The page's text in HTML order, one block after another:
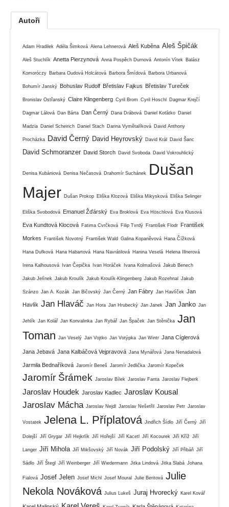
Autoři
Adam Hradilek Adéla Šimková Alena Lehnerová Aleš Kuběna Aleš Špičák
Aleš Stuchlík Anetta Pierzynová Anna Pospěch Durnová Antonín Vítek Balász
Komoróczy Barbara Oudová Holcátová Barbora Šmídová Barbora Urbanová
Bohumír Janský Bohuslav Rudolf Břetislav Fajkus Břetislav Tureček
Bronislav Ostřanský Claire Klingenberg Cyril Brom Cyril Hoschl Dagmar Krejčí
Dagmar Lálová Dan Bárta Dan Černý Dana Drábová Daniel Koťátko Daniel
Madzia Daniel Scheirich Daniel Stach Darina Vymětalíková David Anthony
Procházka David Černý David Heyrovský David Král David Šanc
David Schmoranzer David Storch David Svoboda David Vokrouhlický
Denisa Kubániová Denisa Nečasová Drahomír Suchánek
Dušan
Majer Dušan Prokop Eliška Klozová Eliška Mikysková Eliška Selinger
Eliška Svobodová Emanuel Žďárský Eva Broklová Eva Höschlová Eva Klusová
Eva Kundtová Klocová Fatima Cvrčková Filip Tvrdý František Flodr František
Morkes František Novotný František Wald Galina Kopaněvová Hana Čížková
Hana Dufková Hana Habartová Hana Navrátilová Hanina Veselá Helena Illnerová
Irena Kalhousová Ivan Čepička Ivan Horáček Ivana Kolmašová Jakub Benech
Jakub Jelínek Jakub Kroulík Jakub Kroulík-Klingenberg Jakub Rozehnal Jakub
Szánzo Jan A. Kozák Jan Bičovský Jan Černý Jan Fábry Jan Havlíček Jan
Havlík Jan Hlaváč Jan Hora Jan Hrubecký Jan Janek Jan Janko Jan
Jehlík Jan Kolář Jan Konvalinka Jan Rybář Jan Špaček Jan Stěnička Jan
Toman
Jan Veselý Jan Vojtko Jan Votýpka Jan Wintr Jana Cíglerová
Jana Jebavá Jana Kalbáčová Vejpravová Jana Mynářová Jana Nenadalová
Jarmila Bednaříková Jaromír Beneš Jaromír Jedlička Jaromír Kopeček
Jaromír Šrámek Jaroslav Bílek Jaroslav Fanta Jaroslav Flejberk
Jaroslav Houdek Jaroslav Kadlec Jaroslav Kousal
Jaroslav Mácha Jaroslav Nejdl Jaroslav Nešetřil Jaroslav Petr Jaroslav
Vostatek Jelena L. Příplatová Jindřich Šídlo Jiří Černý Jiří
Dolejší Jiří Grygar Jiří Hejkrlík Jiří Hořejší Jiří Kacetl Jiří Kocourek Jiří Kříž Jiří
Langer Jiří Mihola Jiří Mikšovský Jiří Novák Jiří Podolský Jiří Přibáň Jiří
Sádlo Jiří Štegl Jiří Weinberger Jiří Wiedermann Jitka Lindová Jitka Slabá Johana
Fialová Josef Jelen Josef Michl Josef Moural Julie Beritová Julie
Nekola Nováková Julius Lukeš Juraj Hvorecký Karel Kovář